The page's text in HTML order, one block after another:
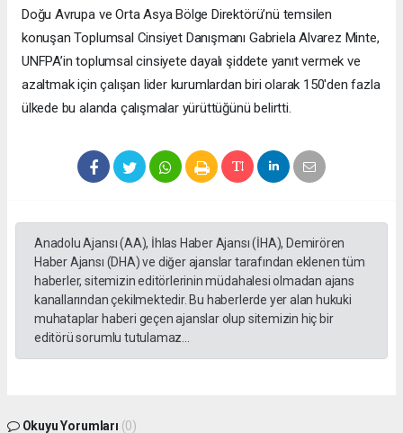
Doğu Avrupa ve Orta Asya Bölge Direktörü’nü temsilen
konuşan Toplumsal Cinsiyet Danışmanı Gabriela Alvarez Minte,
UNFPA’in toplumsal cinsiyete dayalı şiddete yanıt vermek ve
azaltmak için çalışan lider kurumlardan biri olarak 150'den fazla
ülkede bu alanda çalışmalar yürüttüğünü belirtti.
Anadolu Ajansı (AA), İhlas Haber Ajansı (İHA), Demirören
Haber Ajansı (DHA) ve diğer ajanslar tarafından eklenen tüm
haberler, sitemizin editörlerinin müdahalesi olmadan ajans
kanallarından çekilmektedir. Bu haberlerde yer alan hukuki
muhataplar haberi geçen ajanslar olup sitemizin hiç bir
editörü sorumlu tutulamaz...
Okuyu Yorumları (0)